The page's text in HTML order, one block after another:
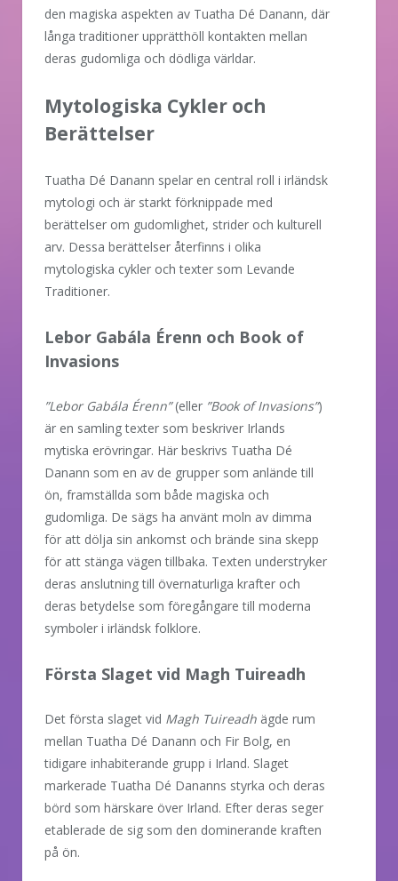
den magiska aspekten av Tuatha Dé Danann, där
långa traditioner upprätthöll kontakten mellan
deras gudomliga och dödliga världar.
Mytologiska Cykler och
Berättelser
Tuatha Dé Danann spelar en central roll i irländsk
mytologi och är starkt förknippade med
berättelser om gudomlighet, strider och kulturell
arv. Dessa berättelser återfinns i olika
mytologiska cykler och texter som Levande
Traditioner.
Lebor Gabála Érenn och Book of
Invasions
”Lebor Gabála Érenn”(eller ”Book of Invasions”)
är en samling texter som beskriver Irlands
mytiska erövringar. Här beskrivs Tuatha Dé
Danann som en av de grupper som anlände till
ön, framställda som både magiska och
gudomliga. De sägs ha använt moln av dimma
för att dölja sin ankomst och brände sina skepp
för att stänga vägen tillbaka. Texten understryker
deras anslutning till övernaturliga krafter och
deras betydelse som föregångare till moderna
symboler i irländsk folklore.
Första Slaget vid Magh Tuireadh
Det första slaget vid Magh Tuireadh ägde rum
mellan Tuatha Dé Danann och Fir Bolg, en
tidigare inhabiterande grupp i Irland. Slaget
markerade Tuatha Dé Dananns styrka och deras
börd som härskare över Irland. Efter deras seger
etablerade de sig som den dominerande kraften
på ön.